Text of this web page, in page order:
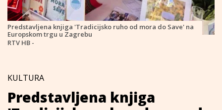
Predstavljena knjiga 'Tradicijsko ruho od mora do Save' na
Europskom trgu u Zagrebu
RTV HB -
KULTURA
Predstavljena knjiga